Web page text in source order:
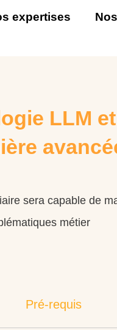
expertises
LLM
sera capable de
métier
Pré-requis